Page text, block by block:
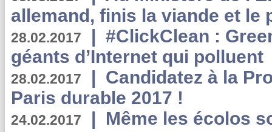
allemand, finis la viande et le
28.02.2017 | #ClickClean :
géants d’Internet qui polluent
28.02.2017 | Candidatez à la
Paris durable 2017 !
24.02.2017 | Même les écolos